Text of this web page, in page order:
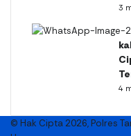
3
4
© Hak Cipta 2026, Polres